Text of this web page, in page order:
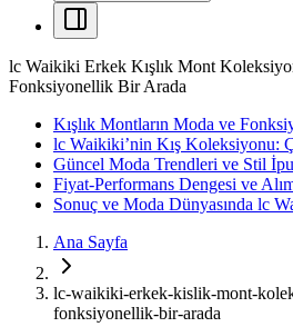
lc Waikiki Erkek Kışlık Mont
Fonksiyonellik Bir Arada
Kışlık Montların Moda ve
lc Waikiki’nin Kış Koleksiyonu:
Güncel Moda Trendleri ve Stil
Fiyat-Performans Dengesi ve
Sonuç ve Moda Dünyasında lc
Ana Sayfa
lc-waikiki-erkek-kislik-mont-
fonksiyonellik-bir-arada